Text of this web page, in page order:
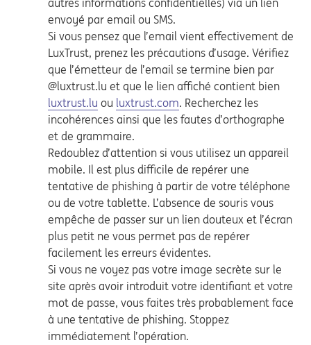
autres informations confidentielles) via un lien
envoyé par email ou SMS.
Si vous pensez que l’email vient effectivement de
LuxTrust, prenez les précautions d’usage. Vérifiez
que l’émetteur de l’email se termine bien par
@luxtrust.lu et que le lien affiché contient bien
luxtrust.lu ou luxtrust.com. Recherchez les
incohérences ainsi que les fautes d’orthographe
et de grammaire.
Redoublez d’attention si vous utilisez un appareil
mobile. Il est plus difficile de repérer une
tentative de phishing à partir de votre téléphone
ou de votre tablette. L’absence de souris vous
empêche de passer sur un lien douteux et l’écran
plus petit ne vous permet pas de repérer
facilement les erreurs évidentes.
Si vous ne voyez pas votre image secrète sur le
site après avoir introduit votre identifiant et votre
mot de passe, vous faites très probablement face
à une tentative de phishing. Stoppez
immédiatement l’opération.